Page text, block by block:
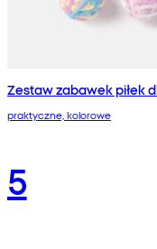
Zestaw zabawek piłek
praktyczne, kolorowe
5